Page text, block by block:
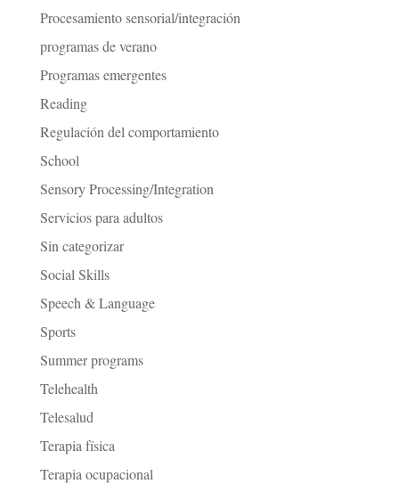
Procesamiento sensorial/integración
programas de verano
Programas emergentes
Reading
Regulación del comportamiento
School
Sensory Processing/Integration
Servicios para adultos
Sin categorizar
Social Skills
Speech & Language
Sports
Summer programs
Telehealth
Telesalud
Terapia física
Terapia ocupacional